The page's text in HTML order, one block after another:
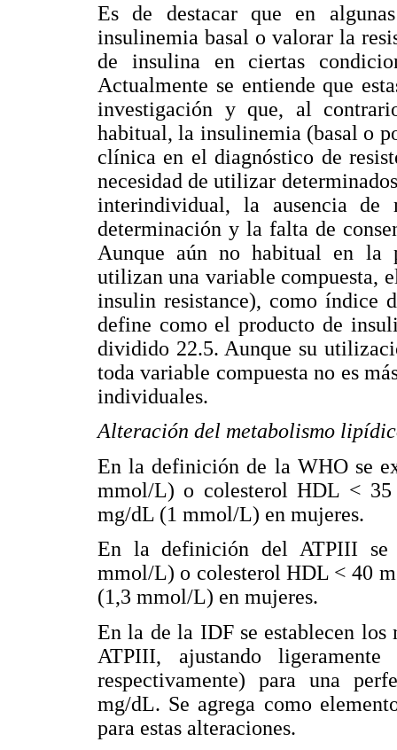
Es de destacar que en
insulinemia basal o valorar la
de insulina en ciertas
Actualmente se entiende que
investigación y que, al
habitual, la insulinemia (basal o
clínica en el diagnóstico de
necesidad de utilizar
interindividual, la ausencia de
determinación y la falta de
Aunque aún no habitual en la
utilizan una variable compuesta,
insulin resistance), como índice
define como el producto de
dividido 22.5. Aunque su
toda variable compuesta no es
individuales.
Alteración del metabolismo
En la definición de la WHO se
mmol/L) o colesterol HDL <
mg/dL (1 mmol/L) en mujeres.
En la definición del ATPIII
mmol/L) o colesterol HDL < 40
(1,3 mmol/L) en mujeres.
En la de la IDF se establecen
ATPIII, ajustando
respectivamente) para una
mg/dL. Se agrega como
para estas alteraciones.